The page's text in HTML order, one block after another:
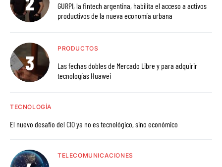
GURPI, la fintech argentina, habilita el acceso a activos
productivos de la nueva economía urbana
PRODUCTOS
Las fechas dobles de Mercado Libre y para adquirir
tecnologías Huawei
TECNOLOGÍA
El nuevo desafío del CIO ya no es tecnológico, sino económico
TELECOMUNICACIONES